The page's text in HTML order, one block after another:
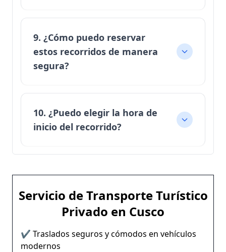
9. ¿Cómo puedo reservar
estos recorridos de manera
segura?
10. ¿Puedo elegir la hora de
inicio del recorrido?
Servicio de Transporte Turístico
Privado en Cusco
✔ Traslados seguros y cómodos en vehículos
modernos